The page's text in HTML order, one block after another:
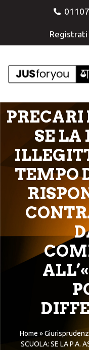
Registrati
PRECARI
SE LA
TEMPO
Home »
SCUOLA: SE LA P.A.